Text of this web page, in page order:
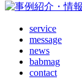
service
message
news
babmag
contact